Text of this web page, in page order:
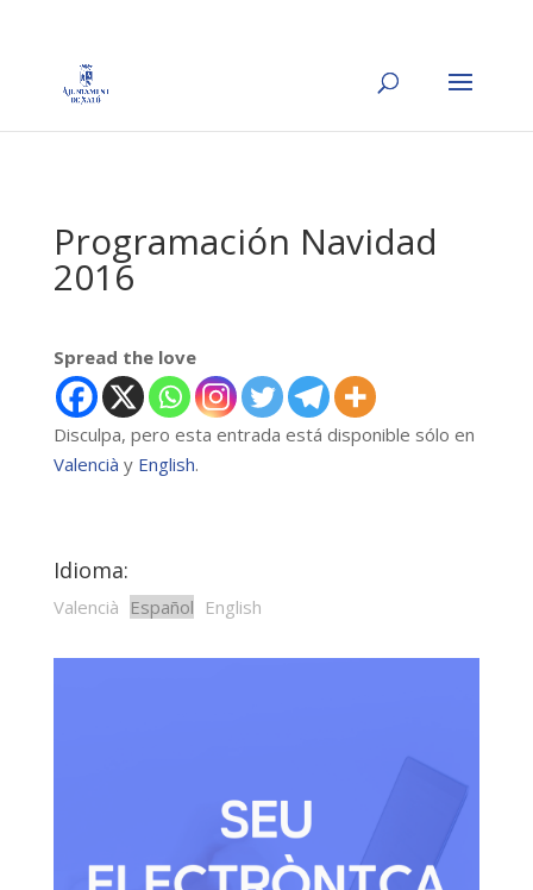
Programación Navidad
2016
Spread the love
Disculpa, pero esta entrada está disponible sólo en
Valencià y English.
Idioma:
Valencià Español English